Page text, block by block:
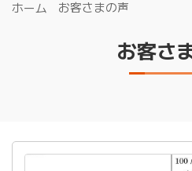
ホーム お客さまの声
お客さ